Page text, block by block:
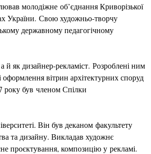
молодіжне об’єднання Криворізької
України. Свою художньо-творчу
державному педагогічному
як дизайнер-рекламіст. Розроблені ним
оформлення вітрин архітектурних споруд
року був членом Спілки
Він був деканом факультету
та дизайну. Викладав художнє
проєктування, композицію у рекламі.